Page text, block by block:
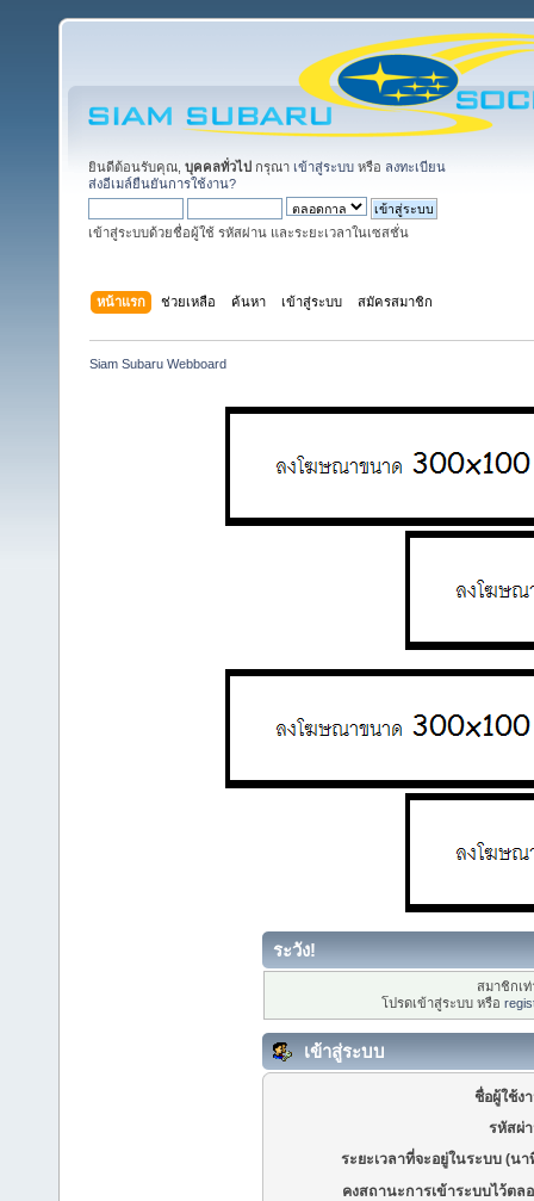
ยินดีต้อนรับคุณ, บุคคลทั่วไป กรุณา เข้าสู่ระบบ หรือ ลงทะเบียน
ส่งอีเมล์ยืนยันการใช้งาน?
เข้าสู่ระบบด้วยชื่อผู้ใช้ รหัสผ่าน และระยะเวลาในเซสชั่น
หน้าแรก ช่วยเหลือ ค้นหา เข้าสู่ระบบ สมัครสมาชิก
Siam Subaru Webboard
ระวัง!
สมาชิกเ
โปรดเข้าสู่ระบบ หรือ
เข้าสู่ระบบ
ชื่อผู้ใช้ง
รหัสผ่
ระยะเวลาที่จะอยู่ในระบบ (นา
คงสถานะการเข้าระบบไว้ตล